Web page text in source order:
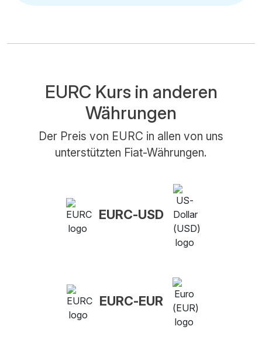
EURC Kurs in anderen
Währungen
Der Preis von EURC in allen von uns
unterstützten Fiat-Währungen.
EURC-USD
EURC-EUR